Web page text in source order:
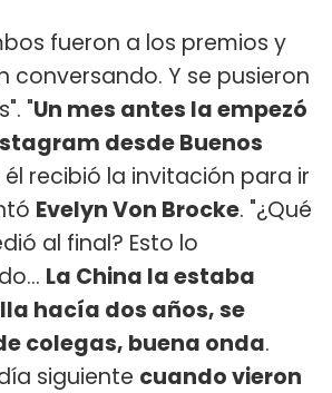
fueron a los premios y
conversando. Y se pusieron
"Un mes antes la empezó
desde Buenos
recibió la invitación para ir
Evelyn Von Brocke. "¿Qué
al final? Esto lo
La China la estaba
hacía dos años, se
colegas, buena onda.
siguiente cuando vieron